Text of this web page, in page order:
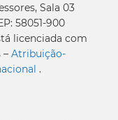
Sala 03
58051-900
licenciada com
– Atribuição-
.